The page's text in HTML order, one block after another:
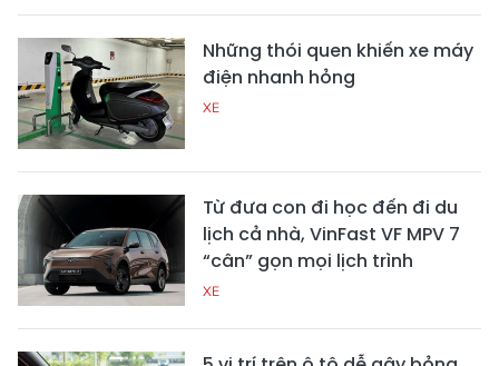
Những thói quen khiến xe máy
điện nhanh hỏng
XE
Từ đưa con đi học đến đi du
lịch cả nhà, VinFast VF MPV 7
“cân” gọn mọi lịch trình
XE